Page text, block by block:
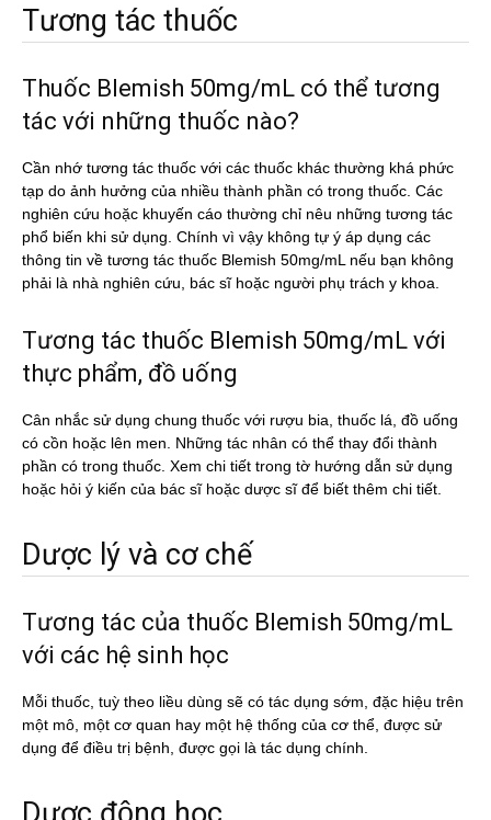
Tương tác thuốc
Thuốc Blemish 50mg/mL có thể tương
tác với những thuốc nào?
Cần nhớ tương tác thuốc với các thuốc khác thường khá phức
tạp do ảnh hưởng của nhiều thành phần có trong thuốc. Các
nghiên cứu hoặc khuyến cáo thường chỉ nêu những tương tác
phổ biến khi sử dụng. Chính vì vậy không tự ý áp dụng các
thông tin về tương tác thuốc Blemish 50mg/mL nếu bạn không
phải là nhà nghiên cứu, bác sĩ hoặc người phụ trách y khoa.
Tương tác thuốc Blemish 50mg/mL với
thực phẩm, đồ uống
Cân nhắc sử dụng chung thuốc với rượu bia, thuốc lá, đồ uống
có cồn hoặc lên men. Những tác nhân có thể thay đổi thành
phần có trong thuốc. Xem chi tiết trong tờ hướng dẫn sử dụng
hoặc hỏi ý kiến của bác sĩ hoặc dược sĩ để biết thêm chi tiết.
Dược lý và cơ chế
Tương tác của thuốc Blemish 50mg/mL
với các hệ sinh học
Mỗi thuốc, tuỳ theo liều dùng sẽ có tác dụng sớm, đặc hiệu trên
một mô, một cơ quan hay một hệ thống của cơ thể, được sử
dụng để điều trị bệnh, được gọi là tác dụng chính.